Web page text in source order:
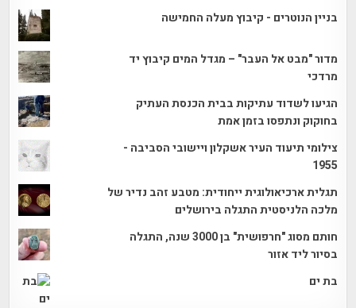
בניין הנוטרים - קיבוץ מעלה החמישה
מדור "מבט אל העבר" – מגדל המים קיבוץ יד
מרדכי
הגיעו לשדוד עתיקות בבית הכנסת העתיק
בחוקוק ונתפסו בזמן אמת
צילומי תיעוד העיר אשקלון ויישובי הסביבה -
1955
תגלית ארכיאולוגית ייחודית: מטבע זהב נדיר של
מלכה הלניסטית התגלה בירושלים
חותם מסוג "חרפושית" בן 3000 שנה, התגלה
בסיור ליד אזור
בת ים